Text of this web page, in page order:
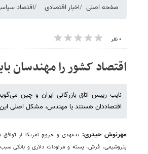
صفحه اصلی اخبار اقتصادی اقتصاد
۰ نفر
اقتصاد کشور را مهندسان
نایب رییس اتاق بازرگانی ایران و چین
اقتصاددان هستند یا مهندس، مشکل اصلی
مهرنوش حیدری: بدعهدی و خروج آمریکا از
پتروشیمی، فرش، پسته و مراودات دلاری و بانکی